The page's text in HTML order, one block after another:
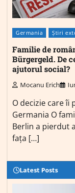
Germania Știri
Familie de
Bürgergeld. De
ajutorul social?
Mocanu Erich
O decizie care
Germania O
Berlin a pierdut
fața […]
Latest Posts